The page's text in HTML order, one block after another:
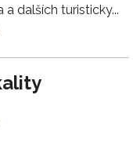
dalších turisticky...